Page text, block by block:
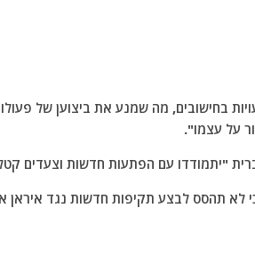
בחישובים, מה שמנע את ביצוען של
על עצמו".
"יתמודדו עם הפתעות חדשות וצעדים
לא תהסס לבצע תקיפות חדשות נגד איראן